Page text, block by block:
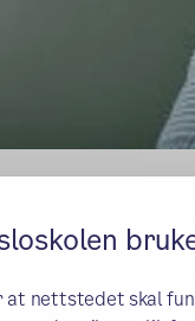
at nettstedet skal
deltagelsen fra
det fysiske og
skal gi råd til
miljøet på skolen.